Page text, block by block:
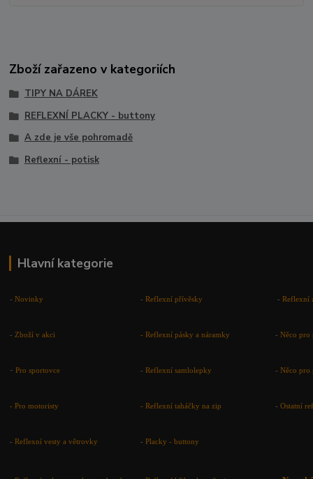
Zboží zařazeno v kategoriích
TIPY NA DÁREK
REFLEXNÍ PLACKY - buttony
A zde je vše pohromadě
Reflexní - potisk
Hlavní kategorie
-Novinky -Reflexní přívěsky -Reflexní
- Zboží v akci -Reflexní pásky a náramky -Něco pro
-Pro sportovce -Reflexní samlolepky -Něco pro
- Pro motoristy -Reflexní taháčky na zip -Ostatní
-Reflexní vesty a větrovky -Placky - buttony